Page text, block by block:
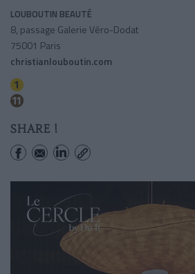
LOUBOUTIN BEAUTÉ
8, passage Galerie Véro-Dodat
75001 Paris
christianlouboutin.com
SHARE !